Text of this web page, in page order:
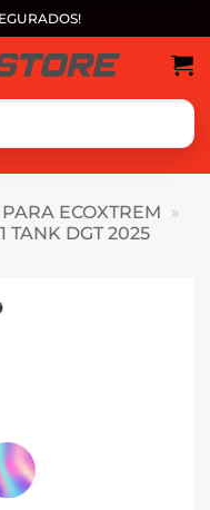
ECOXTREM »
TANK DGT 2025